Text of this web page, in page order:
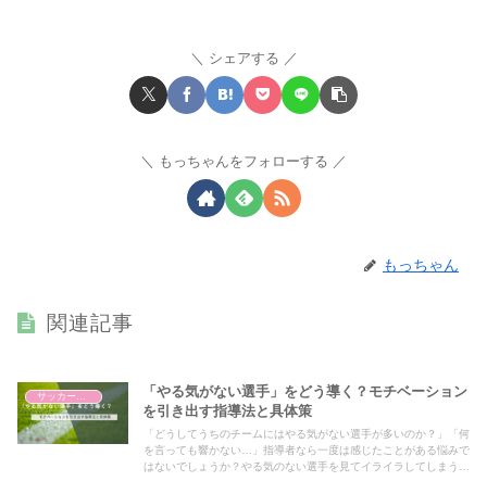
シェアする
もっちゃんをフォローする
もっちゃん
関連記事
サッカー指導
「やる気がない選手」をどう導く？モチベーション
を引き出す指導法と具体策
「どうしてうちのチームにはやる気がない選手が多いのか？」「何
を言っても響かない…」指導者なら一度は感じたことがある悩みで
はないでしょうか？やる気のない選手を見てイライラしてしまうの